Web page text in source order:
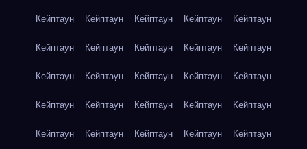
Кейптаун Кейптаун Кейптаун Кейптаун Кейптаун
Кейптаун Кейптаун Кейптаун Кейптаун Кейптаун
Кейптаун Кейптаун Кейптаун Кейптаун Кейптаун
Кейптаун Кейптаун Кейптаун Кейптаун Кейптаун
Кейптаун Кейптаун Кейптаун Кейптаун Кейптаун